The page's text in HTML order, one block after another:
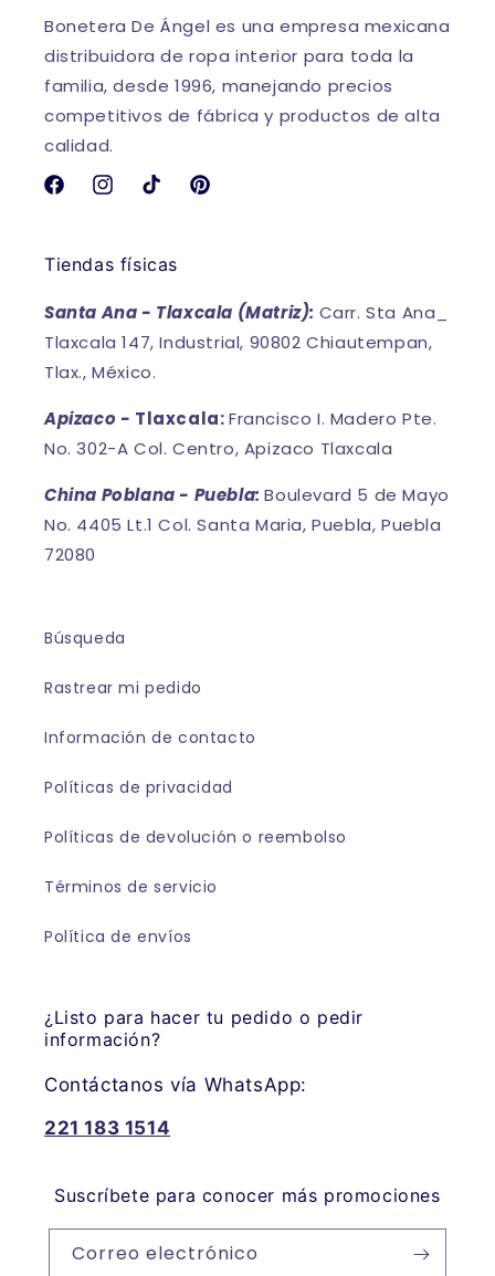
Bonetera De Ángel es una empresa mexicana
distribuidora de ropa interior para toda la
familia, desde 1996, manejando precios
competitivos de fábrica y productos de alta
calidad.
FacebookInstagramTikTokPinterest
Tiendas físicas
Santa Ana - Tlaxcala (Matriz): Carr. Sta Ana_
Tlaxcala 147, Industrial, 90802 Chiautempan,
Tlax., México.
Apizaco - Tlaxcala:Francisco I. Madero Pte.
No. 302-A Col. Centro, Apizaco Tlaxcala
China Poblana - Puebla:Boulevard 5 de Mayo
No. 4405 Lt.1 Col. Santa Maria, Puebla, Puebla
72080
Búsqueda
Rastrear mi pedido
Información de contacto
Políticas de privacidad
Políticas de devolución o reembolso
Términos de servicio
Política de envíos
¿Listo para hacer tu pedido o pedir
información?
Contáctanos vía WhatsApp:
221 183 1514
Suscríbete para conocer más promociones
Correo electrónico